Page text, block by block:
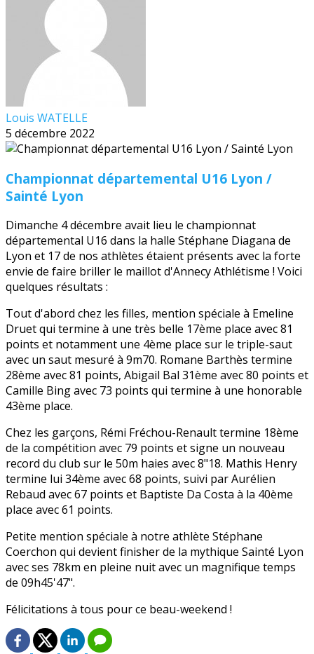
Louis WATELLE
5 décembre 2022
Championnat départemental U16 Lyon /
Sainté Lyon
Dimanche 4 décembre avait lieu le championnat
départemental U16 dans la halle Stéphane Diagana de
Lyon et 17 de nos athlètes étaient présents avec la forte
envie de faire briller le maillot d'Annecy Athlétisme ! Voici
quelques résultats :
Tout d'abord chez les filles, mention spéciale à Emeline
Druet qui termine à une très belle 17ème place avec 81
points et notamment une 4ème place sur le triple-saut
avec un saut mesuré à 9m70. Romane Barthès termine
28ème avec 81 points, Abigail Bal 31ème avec 80 points et
Camille Bing avec 73 points qui termine à une honorable
43ème place.
Chez les garçons, Rémi Fréchou-Renault termine 18ème
de la compétition avec 79 points et signe un nouveau
record du club sur le 50m haies avec 8"18. Mathis Henry
termine lui 34ème avec 68 points, suivi par Aurélien
Rebaud avec 67 points et Baptiste Da Costa à la 40ème
place avec 61 points.
Petite mention spéciale à notre athlète Stéphane
Coerchon qui devient finisher de la mythique Sainté Lyon
avec ses 78km en pleine nuit avec un magnifique temps
de 09h45'47".
Félicitations à tous pour ce beau-weekend !